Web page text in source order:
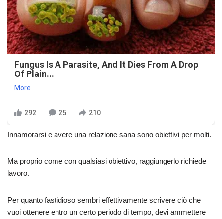
Fungus Is A Parasite, And It Dies From A Drop
Of Plain...
More
292 25 210
Innamorarsi e avere una relazione sana sono obiettivi per molti.
Ma proprio come con qualsiasi obiettivo, raggiungerlo richiede
lavoro.
Per quanto fastidioso sembri effettivamente scrivere ciò che
vuoi ottenere entro un certo periodo di tempo, devi ammettere